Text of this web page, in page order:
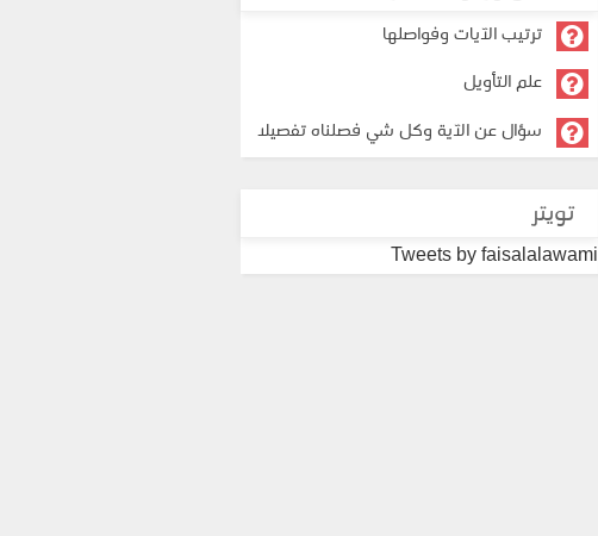
ترتيب الآيات وفواصلها
علم التأويل
سؤال عن الآية وكل شي فصلناه تفصيلا
تويتر
Tweets by faisalalawami